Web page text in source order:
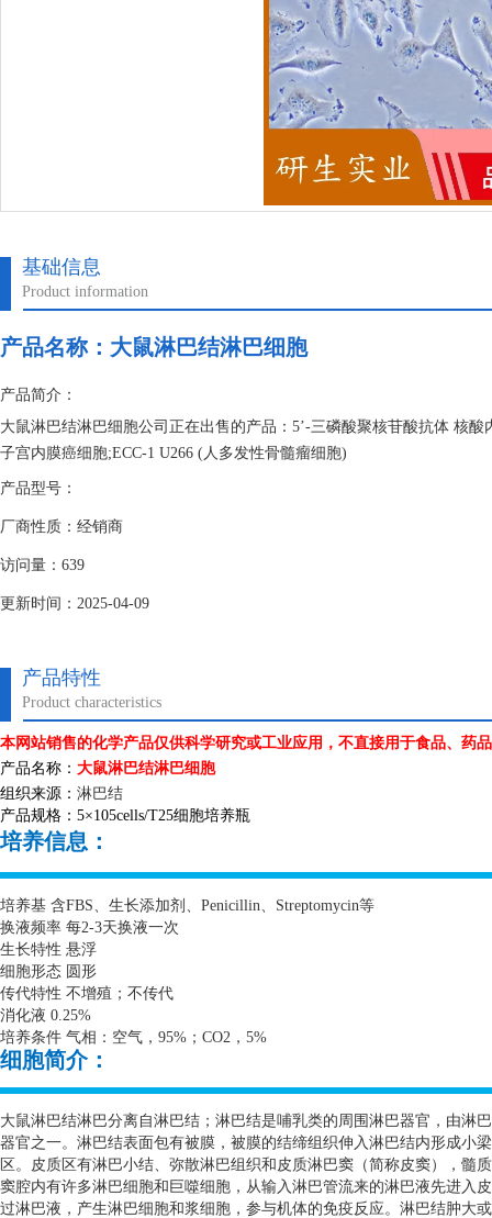
基础信息
Product information
产品名称： 大鼠淋巴结淋巴细胞
产品简介：
大鼠淋巴结淋巴细胞公司正在出售的产品：5’-三磷酸聚核苷酸抗体 核
子宫内膜癌细胞;ECC-1 U266 (人多发性骨髓瘤细胞)
产品型号：
厂商性质：经销商
访问量：639
更新时间：2025-04-09
产品特性
Product characteristics
本网站销售的化学产品仅供科学研究或工业应用，不直接用于食品、药
产品名称： 大鼠淋巴结淋巴细胞
组织来源： 淋巴结
产品规格： 5×105cells/T25细胞培养瓶
培养信息：
培养基 含FBS、生长添加剂、 Penicillin、 Streptomycin等
换液频率 每2-3天换液一次
生长特性 悬浮
细胞形态 圆形
传代特性 不增殖；不传代
消化液 0.25%
培养条件 气相：空气， 95% ； CO2 ， 5%
细胞简介：
大鼠淋巴结淋巴分离自淋巴结；淋巴结是哺乳类的周围淋巴器官，由淋
器官之一。淋巴结表面包有被膜，被膜的结缔组织伸入淋巴结内形成小
区。皮质区有淋巴小结、弥散淋巴组织和皮质淋巴窦（简称皮窦），
窦腔内有许多淋巴细胞和巨噬细胞，从输入淋巴管流来的淋巴液先进入
过淋巴液，产生淋巴细胞和浆细胞，参与机体的免疫反应。淋巴结肿大